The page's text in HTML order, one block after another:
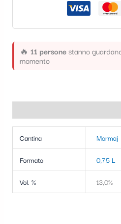
🔥 11 personestanno
momento
Cantina Mormaj
Formato 0,75 L
Vol. % 13,0%
o
r